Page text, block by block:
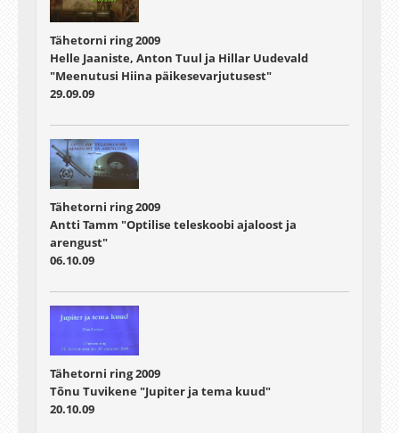
Tähetorni ring 2009
Helle Jaaniste, Anton Tuul ja Hillar Uudevald
"Meenutusi Hiina päikesevarjutusest"
29.09.09
Tähetorni ring 2009
Antti Tamm "Optilise teleskoobi ajaloost ja
arengust"
06.10.09
Tähetorni ring 2009
Tõnu Tuvikene "Jupiter ja tema kuud"
20.10.09